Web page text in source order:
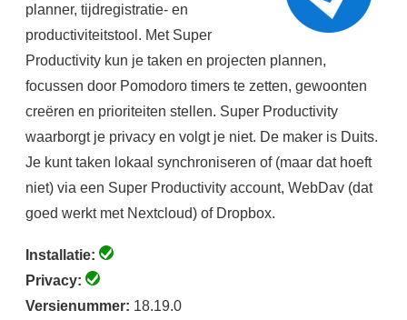
planner, tijdregistratie- en
productiviteitstool. Met Super
Productivity kun je taken en projecten plannen,
focussen door Pomodoro timers te zetten, gewoonten
creëren en prioriteiten stellen. Super Productivity
waarborgt je privacy en volgt je niet. De maker is Duits.
Je kunt taken lokaal synchroniseren of (maar dat hoeft
niet) via een Super Productivity account, WebDav (dat
goed werkt met Nextcloud) of Dropbox.
Installatie:
Privacy:
Versienummer: 18.19.0